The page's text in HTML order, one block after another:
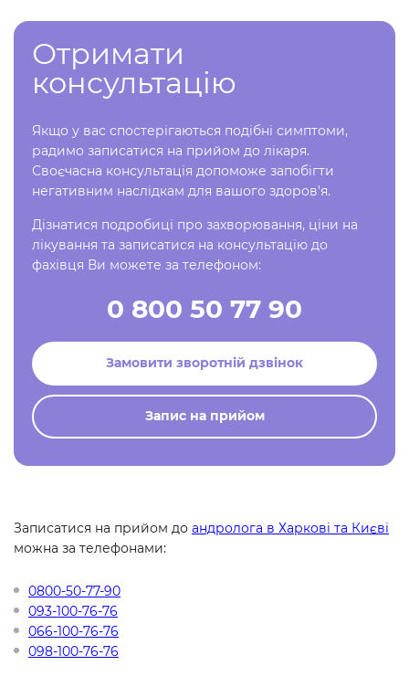
Отримати
консультацію
Якщо у вас спостерігаються подібні симптоми,
радимо записатися на прийом до лікаря.
Своєчасна консультація допоможе запобігти
негативним наслідкам для вашого здоров'я.
Дізнатися подробиці про захворювання, ціни на
лікування та записатися на консультацію до
фахівця Ви можете за телефоном:
0 800 50 77 90
Замовити зворотній дзвінок
Запис на прийом
Записатися на прийом до андролога в Харкові та Києві
можна за телефонами:
0800-50-77-90
093-100-76-76
066-100-76-76
098-100-76-76